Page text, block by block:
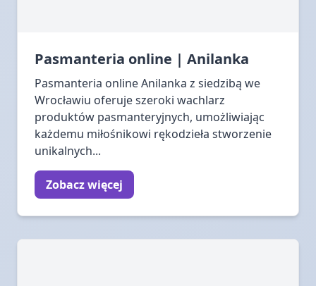
Pasmanteria online | Anilanka
Pasmanteria online Anilanka z siedzibą we
Wrocławiu oferuje szeroki wachlarz
produktów pasmanteryjnych, umożliwiając
każdemu miłośnikowi rękodzieła stworzenie
unikalnych...
Zobacz więcej